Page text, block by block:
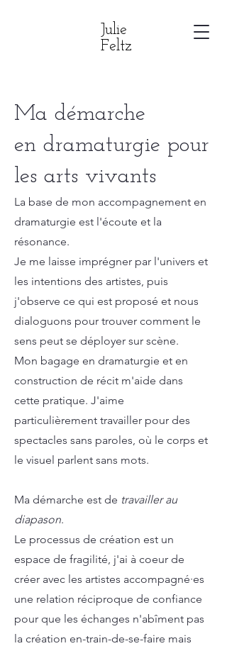
Julie
Feltz
Ma démarche
en dramaturgie pour
les arts vivants
La base de mon accompagnement en
dramaturgie est l'écoute et la
résonance.
Je me laisse imprégner par l'univers et
les intentions des artistes, puis
j'observe ce qui est proposé et nous
dialoguons pour trouver comment le
sens peut se déployer sur scène.
Mon bagage en dramaturgie et en
construction de récit m'aide dans
cette pratique. J'aime
particulièrement travailler pour des
spectacles sans paroles, où le corps et
le visuel parlent sans mots.
Ma démarche est de travailler au
diapason.
Le processus de création est un
espace de fragilité, j'ai à coeur de
créer avec les artistes accompagné·es
une relation réciproque de confiance
pour que les échanges n'abîment pas
la création en-train-de-se-faire mais